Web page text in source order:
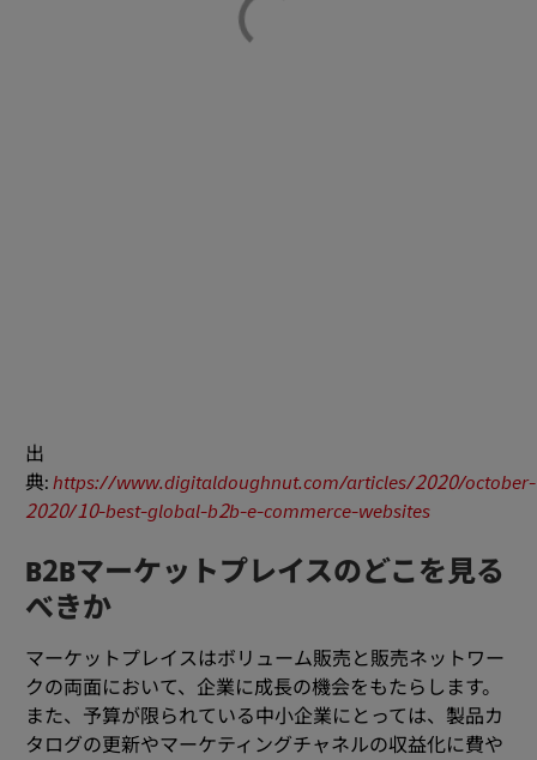
出
典: https://www.digitaldoughnut.com/articles/2020/october-
2020/10-best-global-b2b-e-commerce-websites
B2Bマーケットプレイスのどこを見る
べきか
マーケットプレイスはボリューム販売と販売ネットワー
クの両面において、企業に成長の機会をもたらします。
また、予算が限られている中小企業にとっては、製品カ
タログの更新やマーケティングチャネルの収益化に費や